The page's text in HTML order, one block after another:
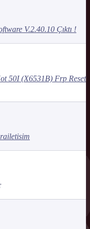
V.2.40.10 Çıktı !
50I (X6531B) Frp Reset